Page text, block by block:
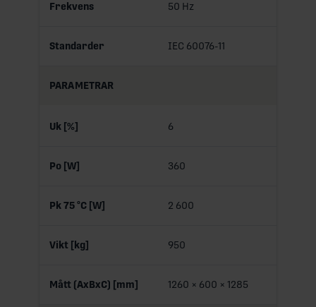
Frekvens 50 Hz
Standarder IEC 60076-11
PARAMETRAR
Uk [%] 6
Po [W] 360
Pk 75 °C [W] 2 600
Vikt [kg] 950
Mått (AxBxC) [mm] 1260 × 600 × 1285